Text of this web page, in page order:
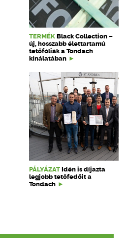
TERMÉK Black Collection –
új, hosszabb élettartamú
tetőfóliák a Tondach
kínálatában
PÁLYÁZAT Idén is díjazta
legjobb tetőfedőit a
Tondach